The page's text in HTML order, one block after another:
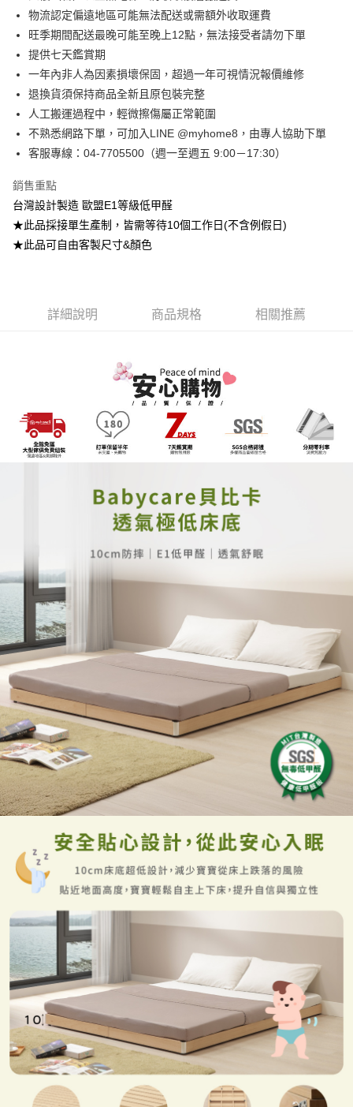
玉山商業銀行
星展（台灣）商業銀行
台新國際商業銀行
中國信託商業銀行
台灣樂天信用卡公司
聯邦商業銀行
遠東國際商業銀行
元大商業銀行
永豐商業銀行
玉山商業銀行
星展（台灣）商業銀行
台新國際商業銀行
台灣樂天信用卡公司
Google Pay
全盈+PAY
大哥付你分期
相關說明
1.本服務由台灣大哥大提供，台灣大哥大用戶可立即使用無須另外申請。
2.付款方式選擇「大哥付你分期」，訂單成立後會自動跳轉到大哥付的交易
成交易。
4.訂單成立30分鐘內，如未前往確認交易或遇審核未通過，訂單將自動取
消。如遇「轉專審核」未通過狀況，表示未達大哥付你分期系統評分，恕無
法說明評估內容。
【繳款方式說明】
帳／街口支付／iPASS MONEY」等通路繳費。
用戶於交易時，得透過本服務購買商品或服務，並由商店將買賣／分期付款
買賣價金債權讓與本公司後，依約使用本公司帳單繳交帳款。
2.基於同意付款使用「大哥付你分期」之契約關係目的，商店將以您的個人
資料（包含姓名、電話或地址）提供予台灣大哥大進項蒐集、處理及利用，
由本公司與您本人進行分期帳單所需資料之確認、核對及更正。
3.完整用戶服務條款，請詳閱以下連結：https://oppay.tw/userRule
AFTEE先享後付
相關說明
AFTEE先享後付是「在收到商品之後才付款」的支付方式。 讓您購物簡單
便利好安心！
２．便利：只要手機號碼，簡訊認證，即可結帳。
３．安心：先確認商品／服務後，再付款。
２．訂單成立數日內，您將收到繳費通知簡訊。
購買商品的店家。未經商家同意取消之訂單仍視為有效，需透過AFTEE先享
※ 交易是否成功請以「AFTEE先享後付 」之結帳頁面顯示為準，若有關於
是否繳費成功／繳費後需取消欲退款等相關疑問，請聯繫「AFTEE先享後付
客戶支援中心」
https://netprotections.freshdesk.com/support/home
【注意事項】
易，需依本服務之必要範圍內提供個人資料，並將交易相關給付款項請求債
權轉讓予恩沛科技股份有限公司。
２．關於個人資料處理事宜，請瀏覽以下網址：
https://aftee.tw/terms/#terms3
「AFTEE先享後付」，若未經同意申辦者引起之損失，本公司不負相關責
任。
４．使用「AFTEE先享後付」時，將依據個別帳號之用戶狀況，依本公司即
時審查核予不同之上限額度；若仍有額度不足之情形，本公司將視審查結果
請求用戶進行身份認證。
５．嚴禁一人註冊多個帳號或使用他人資訊註冊。若發現惡意使用之情形，
恩沛科技股份有限公司將有權停止該用戶之使用額度並採取法律行動。
ATM付款
運送方式
➤一般商品『宅配寄送』：1.車趟為週一至六 2.無組裝，只送至一
➤大型傢俱『免費組裝』：1.車趟為週二、週四 2.可指定日期，無
每筆NT$3,000，滿NT$1(含以上)免運費
物流認定偏遠地區可能無法配送或需額外收取運費
旺季期間配送最晚可能至晚上12點，無法接受者請勿下單
提供七天鑑賞期
一年內非人為因素損壞保固，超過一年可視情況報價維修
退換貨須保持商品全新且原包裝完整
人工搬運過程中，輕微擦傷屬正常範圍
不熟悉網路下單，可加入LINE @myhome8，由專人協助下單
客服專線：04-7705500（週一至週五 9:00－17:30）
銷售重點
台灣設計製造 歐盟E1等級低甲醛
★此品採接單生產制，皆需等待10個工作日(不含例假日)
★此品可自由客製尺寸&顏色
詳細說明 商品規格 相關推薦